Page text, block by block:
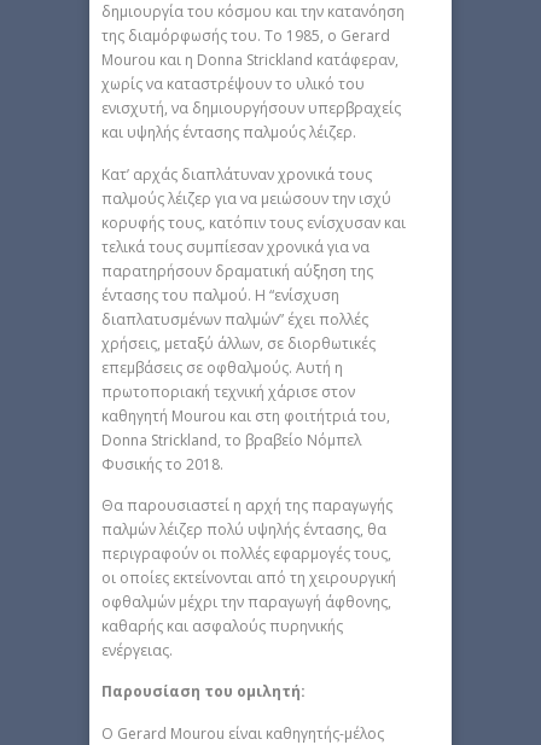
δημιουργία του κόσμου και την κατανόηση
της διαμόρφωσής του. Το 1985, ο Gerard
Mourou και η Donna Strickland κατάφεραν,
χωρίς να καταστρέψουν το υλικό του
ενισχυτή, να δημιουργήσουν υπερβραχείς
και υψηλής έντασης παλμούς λέιζερ.
Κατ’ αρχάς διαπλάτυναν χρονικά τους
παλμούς λέιζερ για να μειώσουν την ισχύ
κορυφής τους, κατόπιν τους ενίσχυσαν και
τελικά τους συμπίεσαν χρονικά για να
παρατηρήσουν δραματική αύξηση της
έντασης του παλμού. Η “ενίσχυση
διαπλατυσμένων παλμών” έχει πολλές
χρήσεις, μεταξύ άλλων, σε διορθωτικές
επεμβάσεις σε οφθαλμούς. Αυτή η
πρωτοποριακή τεχνική χάρισε στον
καθηγητή Mourou και στη φοιτήτριά του,
Donna Strickland, το βραβείο Νόμπελ
Φυσικής το 2018.
Θα παρουσιαστεί η αρχή της παραγωγής
παλμών λέιζερ πολύ υψηλής έντασης, θα
περιγραφούν οι πολλές εφαρμογές τους,
οι οποίες εκτείνονται από τη χειρουργική
οφθαλμών μέχρι την παραγωγή άφθονης,
καθαρής και ασφαλούς πυρηνικής
ενέργειας.
Παρουσίαση του ομιλητή:
Ο Gerard Mourou είναι καθηγητής-μέλος